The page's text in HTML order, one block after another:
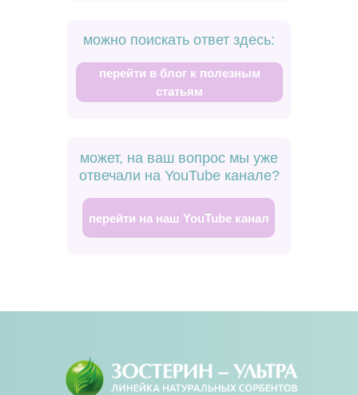
может, на ваш вопрос мы уже
отвечали на YouTube канале?
можно поискать ответ здесь:
перейти на наш YouTube канал
перейти в блог к полезным
статьям